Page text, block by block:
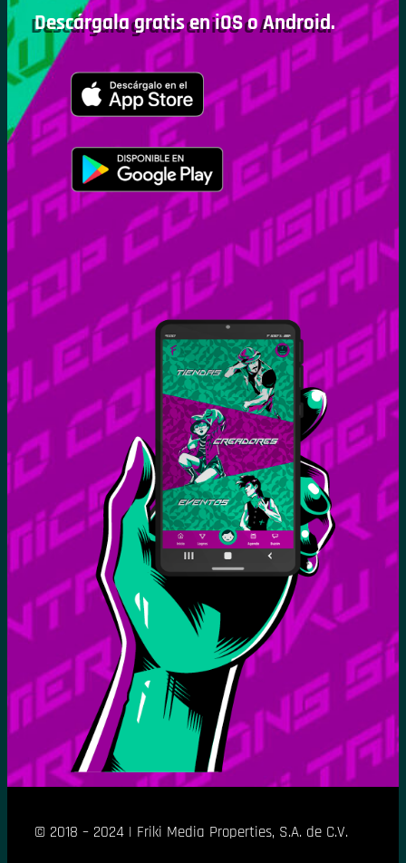
Descárgala gratis en iOS o Android.
© 2018 – 2024 | Friki Media Properties, S.A. de C.V.